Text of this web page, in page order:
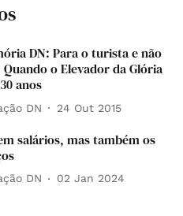
DN: Para o turista e não
o Elevador da Glória
anos
DN 24 Out 2015
salários, mas também os
DN 02 Jan 2024